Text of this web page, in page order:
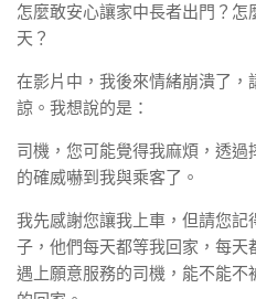
怎麼敢安心讓家中長者出門？
天？
在影片中，我後來情緒崩潰了，
諒。我想說的是：
司機，您可能覺得我麻煩，透過
的確威嚇到我與乘客了。
我先感謝您讓我上車，但請您
子，他們每天都等我回家，每天
遇上願意服務的司機，能不能